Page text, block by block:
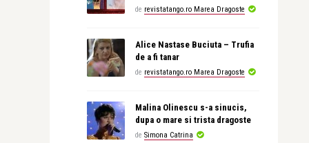
de revistatango.ro Marea Dragoste
Alice Nastase Buciuta – Trufia
de a fi tanar
de revistatango.ro Marea Dragoste
Malina Olinescu s-a sinucis,
dupa o mare si trista dragoste
de Simona Catrina